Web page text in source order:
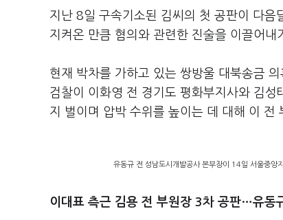
지난 8일 구속기소된 김씨의 첫 공판이 다
지켜온 만큼 혐의와 관련한 진술을 이끌어내
현재 박차를 가하고 있는 쌍방울 대북송금
검찰이 이화영 전 경기도 평화부지사와 김
지 벌이며 압박 수위를 높이는 데 대해 이 전
유동규 전 성남도시개발공사 본부장이 14일 서울중앙
이대표 측근 김용 전 부원장 3차 공판…유동